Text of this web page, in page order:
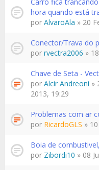
hora quando está
por AlvaroAla » 20
Conector/Trava do
por rvectra2006 »
Chave de Seta -
por Alcir Andreoni »
2013, 19:29
Problemas com ar
por RicardoGLS »
Boia de
por Zibordi10 » 08